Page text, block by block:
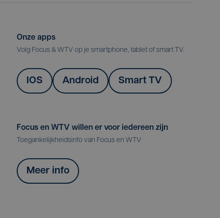
Onze apps
Volg Focus & WTV op je smartphone, tablet of smart TV.
IOS Android Smart TV
Focus en WTV willen er voor iedereen zijn
Toegankelijkheidsinfo van Focus en WTV
Meer info